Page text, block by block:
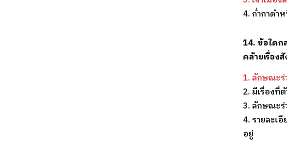
4. ก่ำกาดำ
14. ข้อใดก
คล้ายเรื่อง
1. ลักษณะ
2. มีเรื่องที่
3. ลักษณะร่
4. รายละเ
อยู่